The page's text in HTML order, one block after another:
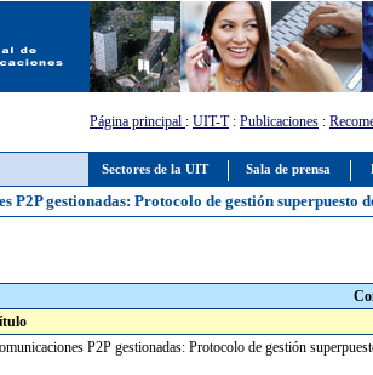
Sectores de la UIT Sala de prensa
Página principal : UIT-T: Publicaciones :
P2P gestionadas: Protocolo de gestión
P2P gestionadas: Protocolo de gestión